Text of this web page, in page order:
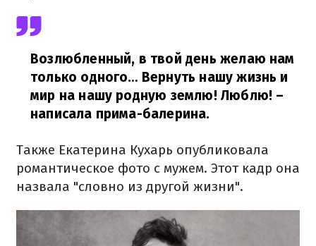
Возлюбленный, в твой день желаю нам
только одного… Вернуть нашу жизнь и
мир на нашу родную землю! Люблю! –
написала прима-балерина.
Также Екатерина Кухарь опубликовала
романтическое фото с мужем. Этот кадр она
назвала "словно из другой жизни".